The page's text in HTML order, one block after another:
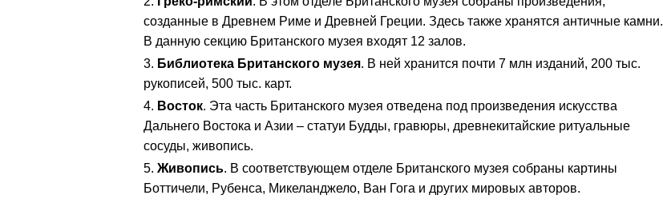
созданные в Древнем Риме и Древней Греции. Здесь также хранятся античные камни.
В данную секцию Британского музея входят 12 залов.
Библиотека Британского музея. В ней хранится почти 7 млн изданий, 200 тыс.
рукописей, 500 тыс. карт.
Восток. Эта часть Британского музея отведена под произведения искусства
Дальнего Востока и Азии – статуи Будды, гравюры, древнекитайские ритуальные
сосуды, живопись.
Живопись. В соответствующем отделе Британского музея собраны картины
Боттичели, Рубенса, Микеланджело, Ван Гога и других мировых авторов.